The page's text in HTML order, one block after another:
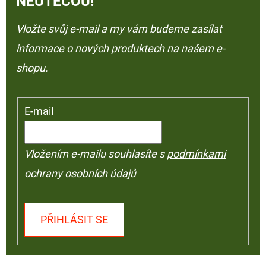
Vložte svůj e-mail a my vám budeme zasílat
informace o nových produktech na našem e-
shopu.
E-mail
Vložením e-mailu souhlasíte spodmínkami
ochrany osobních údajů
PŘIHLÁSIT SE